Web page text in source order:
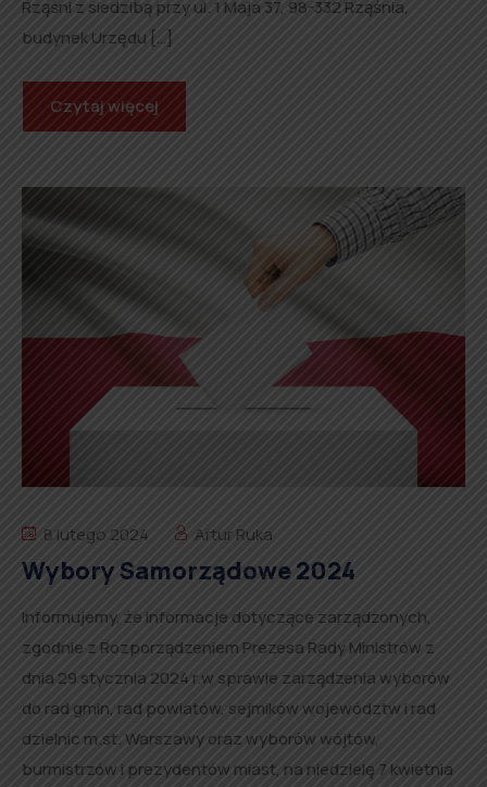
Rząśni z siedzibą przy ul. 1 Maja 37, 98-332 Rząśnia,
budynek Urzędu […]
Czytaj więcej
8 lutego 2024 Artur Ruka
Wybory Samorządowe 2024
Informujemy, że informacje dotyczące zarządzonych,
zgodnie z Rozporządzeniem Prezesa Rady Ministrów z
dnia 29 stycznia 2024 r.w sprawie zarządzenia wyborów
do rad gmin, rad powiatów, sejmików województw i rad
dzielnic m.st. Warszawy oraz wyborów wójtów,
burmistrzów i prezydentów miast, na niedzielę 7 kwietnia